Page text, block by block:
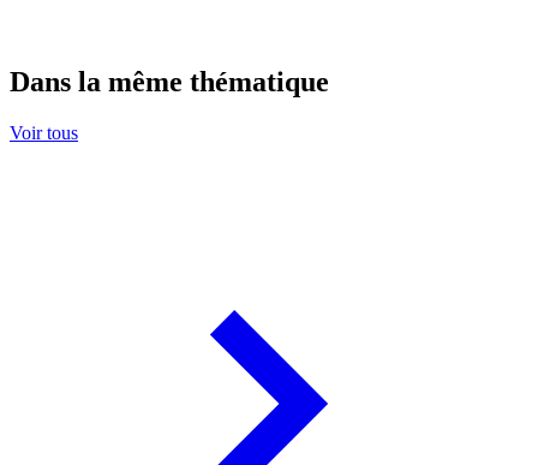
Dans la même thématique
Voir tous